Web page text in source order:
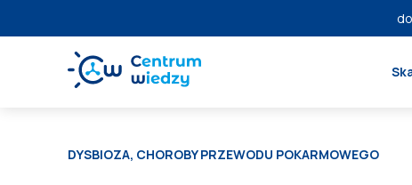
do
DYSBIOZA, CHOROBY PRZEWODU POKARMOWEGO